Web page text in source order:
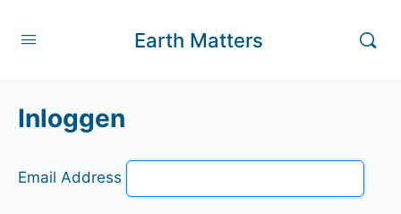
Earth Matters
Inloggen
Email Address